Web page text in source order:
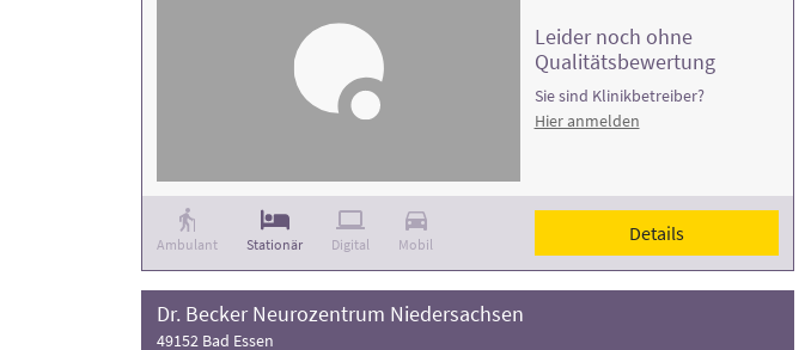
Ambulant Stationär Digital Mobil
Leider noch ohne
Qualitätsbewertung
Sie sind Klinikbetreiber?
Hier anmelden
Details
Dr. Becker Neurozentrum Niedersachsen
49152 Bad Essen